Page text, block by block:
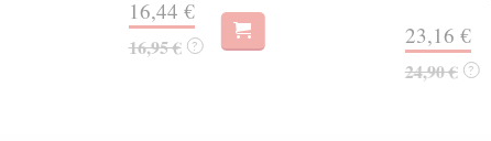
16,44 €
16,95 € ? 23,16 €
24,90 € ?